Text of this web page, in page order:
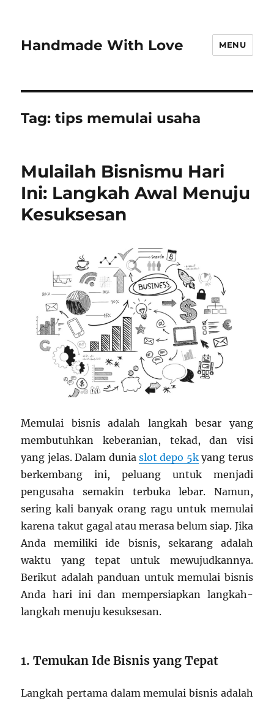
Handmade With Love MENU
Tag:tips memulai usaha
Mulailah Bisnismu Hari
Ini: Langkah Awal Menuju
Kesuksesan
Memulai bisnis adalah langkah besar yang
membutuhkan keberanian, tekad, dan visi
yang jelas. Dalam dunia slot depo 5kyang terus
berkembang ini, peluang untuk menjadi
pengusaha semakin terbuka lebar. Namun,
sering kali banyak orang ragu untuk memulai
karena takut gagal atau merasa belum siap. Jika
Anda memiliki ide bisnis, sekarang adalah
waktu yang tepat untuk mewujudkannya.
Berikut adalah panduan untuk memulai bisnis
Anda hari ini dan mempersiapkan langkah-
langkah menuju kesuksesan.
1. Temukan Ide Bisnis yang Tepat
Langkah pertama dalam memulai bisnis adalah